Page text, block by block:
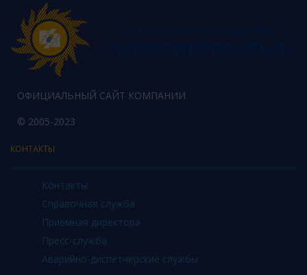
ОФИЦИАЛЬНЫЙ САЙТ КОМПАНИИ
© 2005-2023
КОНТАКТЫ
Контакты
Справочная служба
Приемная директора
Пресс-служба
Аварийно-диспетчерские службы